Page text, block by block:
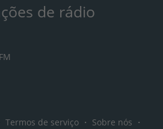
de rádio
Termos de serviço ・ Sobre nós ・